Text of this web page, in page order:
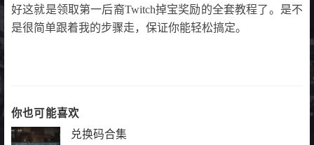
好这就是领取第一后裔Twitch掉宝奖励的全套教程了。是不
是很简单跟着我的步骤走，保证你能轻松搞定。
你也可能喜欢
兑换码合集